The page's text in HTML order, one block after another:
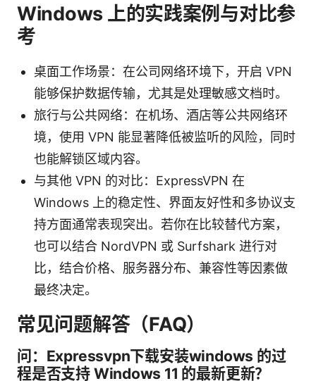
Windows 上的实践案例与对比参
考
桌面工作场景：在公司网络环境下，开启 VPN
能够保护数据传输，尤其是处理敏感文档时。
旅行与公共网络：在机场、酒店等公共网络环
境，使用 VPN 能显著降低被监听的风险，同时
也能解锁区域内容。
与其他 VPN 的对比：ExpressVPN 在
Windows 上的稳定性、界面友好性和多协议支
持方面通常表现突出。若你在比较替代方案，
也可以结合 NordVPN 或 Surfshark 进行对
比，结合价格、服务器分布、兼容性等因素做
最终决定。
常见问题解答（FAQ）
问：Expressvpn下载安装windows 的过
程是否支持 Windows 11 的最新更新？